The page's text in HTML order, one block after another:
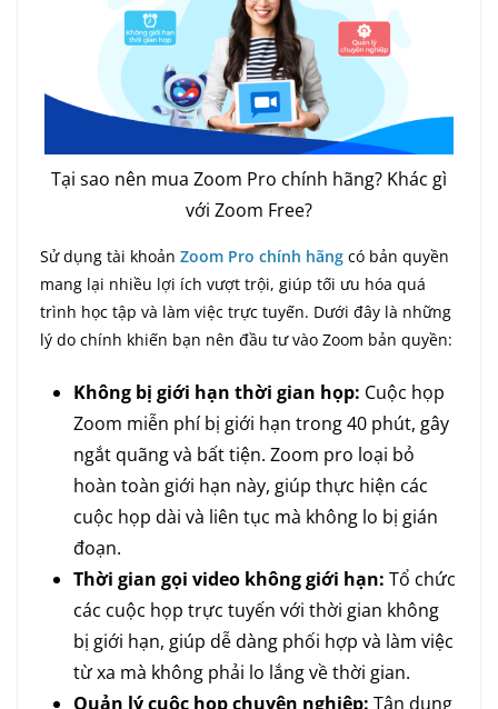
Tại sao nên mua Zoom Pro chính hãng? Khác gì
với Zoom Free?
Sử dụng tài khoản Zoom Pro chính hãng có bản quyền
mang lại nhiều lợi ích vượt trội, giúp tối ưu hóa quá
trình học tập và làm việc trực tuyến. Dưới đây là những
lý do chính khiến bạn nên đầu tư vào Zoom bản quyền:
Không bị giới hạn thời gian họp: Cuộc họp
Zoom miễn phí bị giới hạn trong 40 phút, gây
ngắt quãng và bất tiện. Zoom pro loại bỏ
hoàn toàn giới hạn này, giúp thực hiện các
cuộc họp dài và liên tục mà không lo bị gián
đoạn.
Thời gian gọi video không giới hạn: Tổ chức
các cuộc họp trực tuyến với thời gian không
bị giới hạn, giúp dễ dàng phối hợp và làm việc
từ xa mà không phải lo lắng về thời gian.
Quản lý cuộc họp chuyên nghiệp: Tận dụng